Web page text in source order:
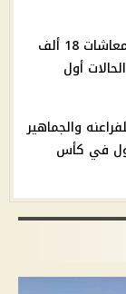
أزمة سيستم المعاشات ..صرف معاشات 18 ألف
أول
والجماهير
في كأس